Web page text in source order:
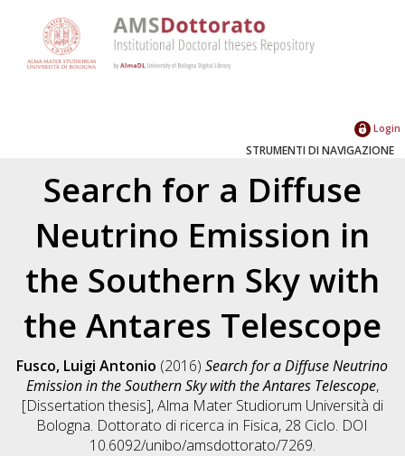
Login
STRUMENTI DI NAVIGAZIONE
Search for a Diffuse
Neutrino Emission in
the Southern Sky with
the Antares Telescope
Fusco, Luigi Antonio (2016)Search for a Diffuse Neutrino
Emission in the Southern Sky with the Antares Telescope,
[Dissertation thesis], Alma Mater Studiorum Università di
Bologna. Dottorato di ricerca in Fisica, 28 Ciclo. DOI
10.6092/unibo/amsdottorato/7269.